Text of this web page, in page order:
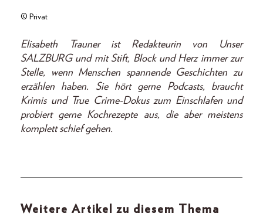
© Privat
Elisabeth Trauner ist Redakteurin von Unser
SALZBURG und mit Stift, Block und Herz immer zur
Stelle, wenn Menschen spannende Geschichten zu
erzählen haben. Sie hört gerne Podcasts, braucht
Krimis und True Crime-Dokus zum Einschlafen und
probiert gerne Kochrezepte aus, die aber meistens
komplett schief gehen.
Weitere Artikel zu diesem Thema